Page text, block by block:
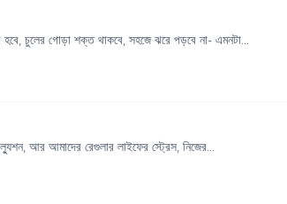
চুলের গোড়া শক্ত থাকবে, সহজে ঝরে পড়বে না- এমনটা...
আর আমাদের রেগুলার লাইফের স্ট্রেস, নিজের...